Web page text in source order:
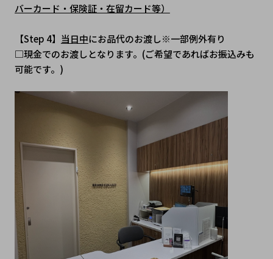
バーカード・保険証・在留カード等）
【Step 4】 当日中にお品代のお渡し※一部例外有り
□現金でのお渡しとなります。(ご希望であればお振込みも
可能です。)